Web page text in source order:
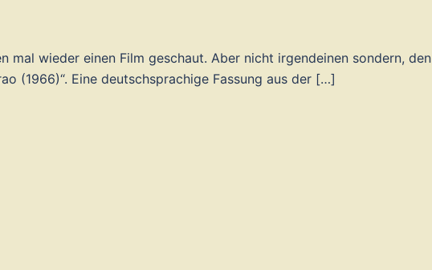
mal wieder einen Film geschaut. Aber nicht irgendeinen sondern, den
(1966)“. Eine deutschsprachige Fassung aus der […]